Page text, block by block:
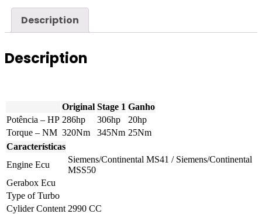
quantity
Description
Description
Original Stage 1 Ganho
Potência – HP 286hp 306hp
20hp
Torque – NM 320Nm 345Nm 25Nm
Características
Engine Ecu
Siemens/Continental MS41 / Siemens/Continental
MSS50
Gerabox Ecu
Type of Turbo
Cylider Content 2990 CC